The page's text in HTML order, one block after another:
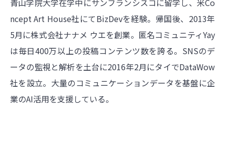
青山学院大学在学中にサンフランシスコに留学し、米Co
ncept Art House社にてBizDevを経験。帰国後、2013年
5月に株式会社ナナメ ウエを創業。匿名コミュニティYay
は毎日400万以上の投稿コンテンツ数を誇る。SNSのデ
ータの監視と解析を土台に2016年2月にタイでDataWow
社を設立。大量のコミュニケーションデータを基盤に企
業のAI活用を支援している。